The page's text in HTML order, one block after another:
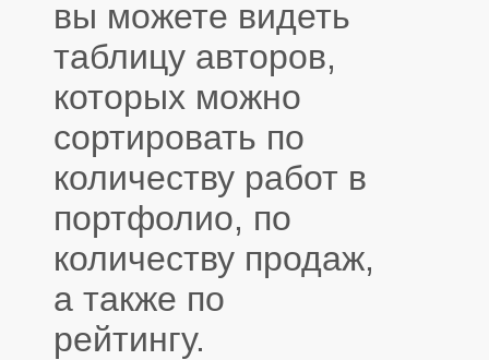
вы можете видеть
таблицу авторов,
которых можно
сортировать по
количеству работ в
портфолио, по
количеству продаж,
а также по
рейтингу.